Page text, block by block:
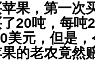
果，第一次
20吨，每吨
美元，但是
的老农竟然